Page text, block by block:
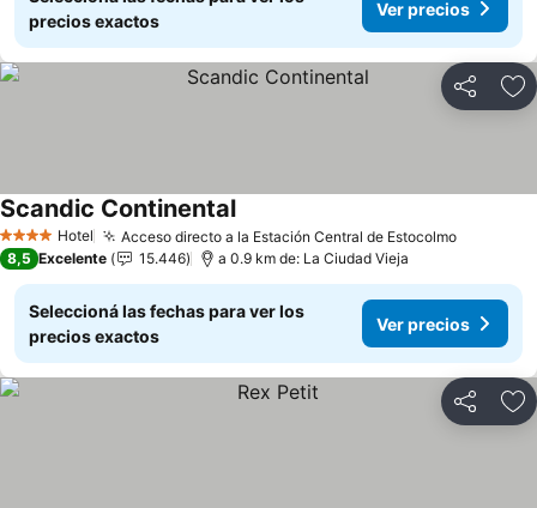
precios exactos
Ver precios
Compartir
4 EstrellasHotel Acceso directo a la Estación Central de Estocolmo
Scandic Continental
8,5 Excelente 15.446 a 0.9 km de: La Ciudad Vieja
Seleccioná las fechas para ver los
precios exactos
Ver precios
Compartir